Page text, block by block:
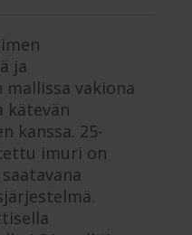
ja
vakiona
kätevän
kanssa. 25-
imuri on